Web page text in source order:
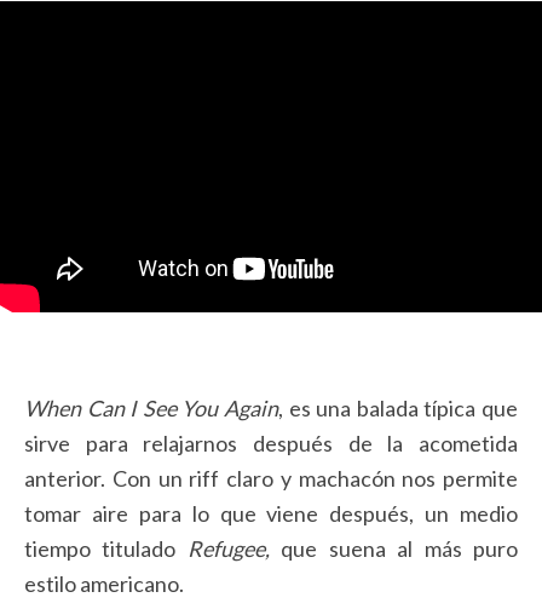
When Can I See You Again, es una balada típica que
sirve para relajarnos después de la acometida
anterior. Con un riff claro y machacón nos permite
tomar aire para lo que viene después, un medio
tiempo titulado Refugee, que suena al más puro
estilo americano.